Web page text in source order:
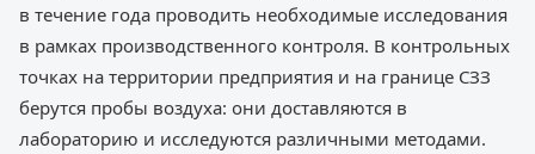
в течение года проводить необходимые исследования
в рамках производственного контроля. В контрольных
точках на территории предприятия и на границе СЗЗ
берутся пробы воздуха: они доставляются в
лабораторию и исследуются различными методами.